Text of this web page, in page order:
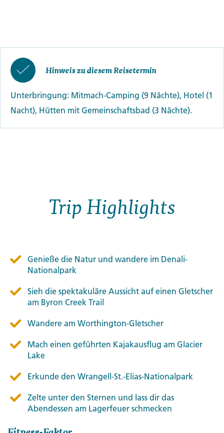
Hinweis zu diesem Reisetermin
Unterbringung: Mitmach-Camping (9 Nächte), Hotel (1
Nacht), Hütten mit Gemeinschaftsbad (3 Nächte).
Trip Highlights
Genieße die Natur und wandere im Denali-
Nationalpark
Sieh die spektakuläre Aussicht auf einen Gletscher
am Byron Creek Trail
Wandere am Worthington-Gletscher
Mach einen geführten Kajakausflug am Glacier
Lake
Erkunde den Wrangell-St.-Elias-Nationalpark
Zelte unter den Sternen und lass dir das
Abendessen am Lagerfeuer schmecken